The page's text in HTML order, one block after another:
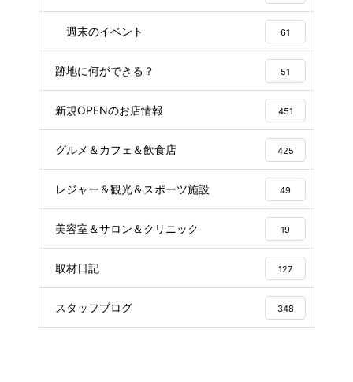
週末のイベント 61
跡地に何ができる？ 51
新規OPENのお店情報 451
グルメ＆カフェ＆飲食店 425
レジャー＆観光＆スポーツ施設 49
美容室＆サロン＆クリニック 19
取材日記 127
スタッフブログ 348